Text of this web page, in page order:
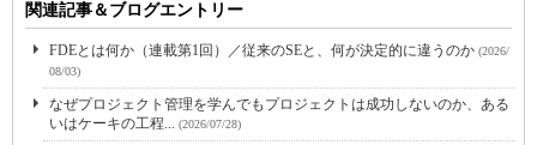
関連記事＆ブログエントリー
FDEとは何か（連載第1回）／従来のSEと、何が決定的に違うのか (2026/
08/03)
なぜプロジェクト管理を学んでもプロジェクトは成功しないのか、ある
いはケーキの工程... (2026/07/28)